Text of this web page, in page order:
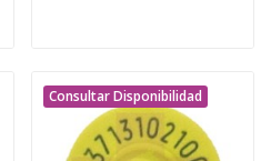
Consultar Disponibilidad